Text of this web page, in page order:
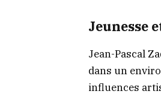
Jeunesse
Jean-Pascal
dans un
influences